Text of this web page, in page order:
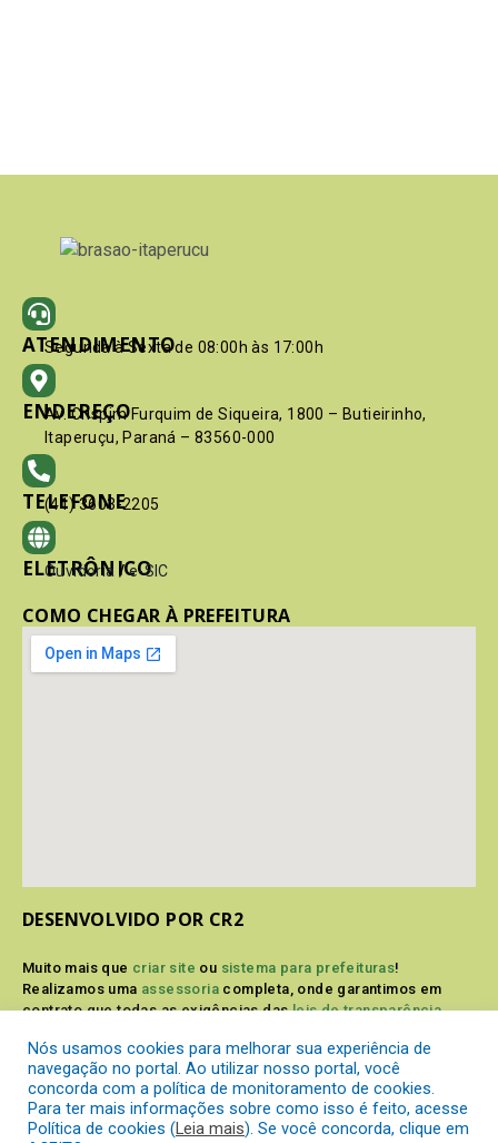
ATENDIMENTO
Segunda à Sexta de 08:00h às 17:00h
ENDEREÇO
Av. Crispim Furquim de Siqueira, 1800 – Butieirinho,
Itaperuçu, Paraná – 83560-000
TELEFONE
(41) 3603-2205
ELETRÔNICO
Ouvidoria / e-SIC
COMO CHEGAR À PREFEITURA
DESENVOLVIDO POR CR2
Muito mais que criar site ou sistema para prefeituras!
Realizamos uma assessoria completa, onde garantimos em
contrato que todas as exigências dasleis de transparência
Conheça oPNTPe oRadar da Transparência Pública
Nós usamos cookies para melhorar sua experiência de
navegação no portal. Ao utilizar nosso portal, você
concorda com a política de monitoramento de cookies.
Para ter mais informações sobre como isso é feito, acesse
Política de cookies (Leia mais). Se você concorda, clique em